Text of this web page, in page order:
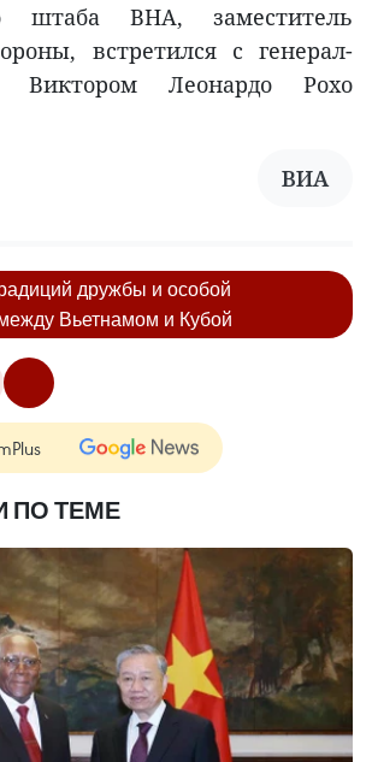
штаба ВНА, заместитель
встретился с генерал-
Виктором Леонардо Рохо
ВИА
дружбы и особой
Вьетнамом и Кубой
ПО ТЕМЕ